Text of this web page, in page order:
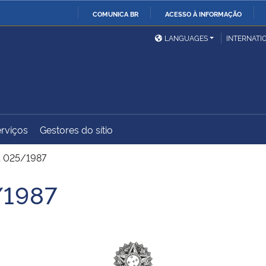
COMUNICA BR ACESSO À INFORMAÇÃO
Ministério da Defesa
Ministério das Relações
Exteriores
Ministério do
Desenvolvimento Regional
Advocacia-Geral da União
LANGUAGES
Gestores do sítio
025/1987